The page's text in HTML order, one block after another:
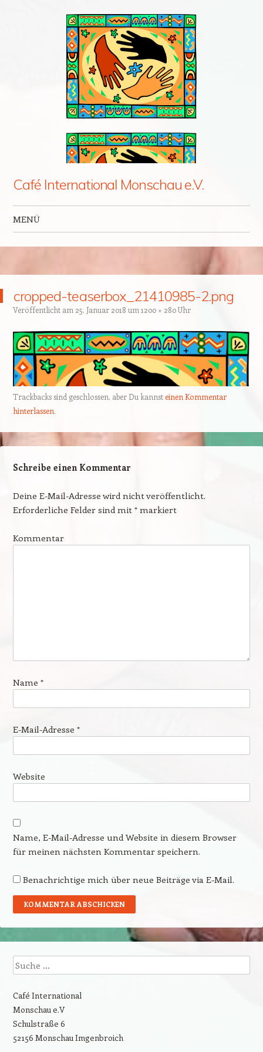
Café International Monschau e.V.
MENÜ
cropped-teaserbox_21410985-2.png
Veröffentlicht am 25. Januar 2018 um 1200 × 280Uhr
Trackbacks sind geschlossen, aber Du kannsteinen Kommentar
hinterlassen.
Schreibe einen Kommentar
Deine E-Mail-Adresse wird nicht veröffentlicht.
Erforderliche Felder sind mit *markiert
Kommentar
Name *
E-Mail-Adresse *
Website
Name, E-Mail-Adresse und Website in diesem Browser
für meinen nächsten Kommentar speichern.
Benachrichtige mich über neue Beiträge via E-Mail.
Suche
Café International
Monschau e.V
Schulstraße 6
52156 Monschau Imgenbroich